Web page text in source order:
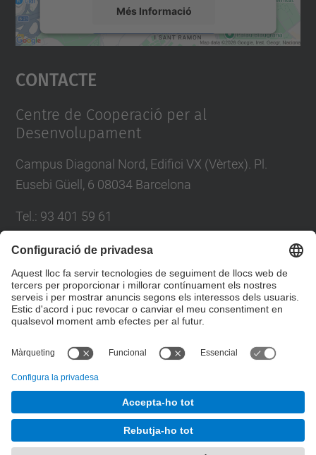
Més Informació
Accepta
powered by
Contacte
Centre de Cooperació per al
Desenvolupament
Campus Diagonal Nord, Edifici VX (Vèrtex). Pl.
Eusebi Güell, 6 08034 Barcelona
Tel. : 93 401 59 61
E-mail:info.ccd@upc.edu
Directori UPC
Formulari de contacte
© UPCCentre de Cooperació per al Desenvolupament de la
UPC. Gabinet d'Innovació i Comunitat
Desenvolupat amb